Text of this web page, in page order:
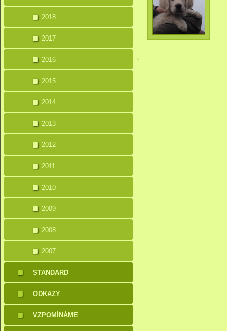
2018
2017
2016
2015
2014
2013
2012
2011
2010
2009
2008
2007
STANDARD
ODKAZY
VZPOMÍNÁME